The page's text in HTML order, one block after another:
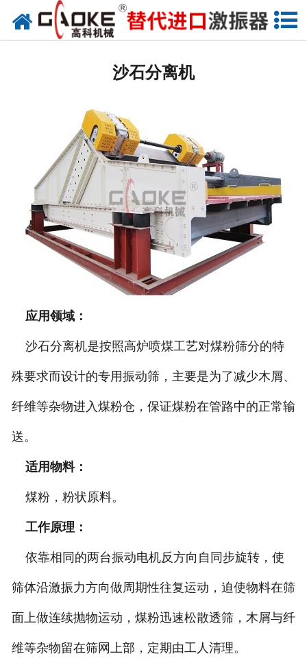
网站首页
配套设备
筛分备件
沙石分离机
应用领域：
沙石分离机是按照高炉喷煤工艺对煤粉筛分的特
殊要求而设计的专用振动筛，主要是为了减少木屑、
纤维等杂物进入煤粉仓，保证煤粉在管路中的正常输
送。
适用物料：
煤粉，粉状原料。
工作原理：
依靠相同的两台振动电机反方向自同步旋转，使
筛体沿激振力方向做周期性往复运动，迫使物料在筛
面上做连续抛物运动，煤粉迅速松散透筛，木屑与纤
维等杂物留在筛网上部，定期由工人清理。